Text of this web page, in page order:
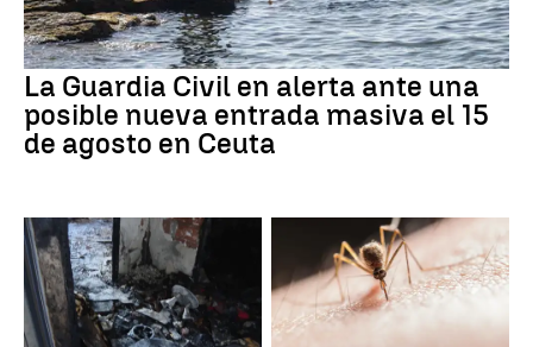
La Guardia Civil en alerta ante una
posible nueva entrada masiva el 15
de agosto en Ceuta